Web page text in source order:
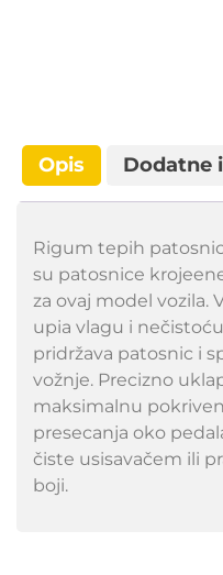
Opis Dodatne
Rigum tepih
su patosnice
za ovaj model vozila.
upia vlagu i
pridržava patosnic i
vožnje. Precizno
maksimalnu
presecanja oko
čiste usisavačem ili
boji.